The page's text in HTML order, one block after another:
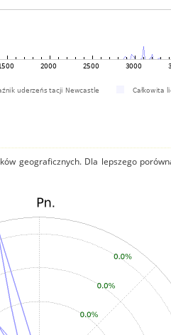
geograficznych. Dla lepszego